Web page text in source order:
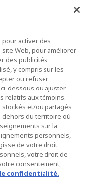
| New York
activer des
Web, pour améliorer
des publicités
y compris sur les
ou refuser
dessous ou ajuster
relatifs aux témoins.
et/ou partagés
dehors du territoire où
sur la
personnels,
de votre droit
votre droit de
consentement,
confidentialité.